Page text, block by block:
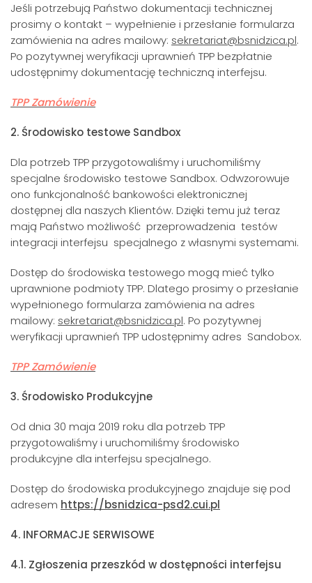
Jeśli potrzebują Państwo dokumentacji technicznej
prosimy o kontakt – wypełnienie i przesłanie formularza
zamówienia na adres mailowy: sekretariat@bsnidzica.pl.
Po pozytywnej weryfikacji uprawnień TPP bezpłatnie
udostępnimy dokumentację techniczną interfejsu.
TPP Zamówienie
2. Środowisko testowe Sandbox
Dla potrzeb TPP przygotowaliśmy i uruchomiliśmy
specjalne środowisko testowe Sandbox. Odwzorowuje
ono funkcjonalność bankowości elektronicznej
dostępnej dla naszych Klientów. Dzięki temu już teraz
mają Państwo możliwość przeprowadzenia testów
integracji interfejsu specjalnego z własnymi systemami.
Dostęp do środowiska testowego mogą mieć tylko
uprawnione podmioty TPP. Dlatego prosimy o przesłanie
wypełnionego formularza zamówienia na adres
mailowy: sekretariat@bsnidzica.pl. Po pozytywnej
weryfikacji uprawnień TPP udostępnimy adres Sandobox.
TPP Zamówienie
3. Środowisko Produkcyjne
Od dnia 30 maja 2019 roku dla potrzeb TPP
przygotowaliśmy i uruchomiliśmy środowisko
produkcyjne dla interfejsu specjalnego.
Dostęp do środowiska produkcyjnego znajduje się pod
adresem https://bsnidzica-psd2.cui.pl
4. INFORMACJE SERWISOWE
4.1. Zgłoszenia przeszkód w dostępności interfejsu